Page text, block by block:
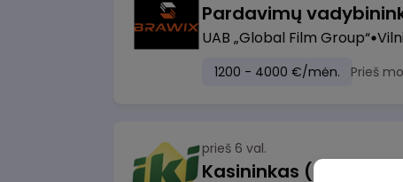
UAB „Global Film Group“
1200 - 4000 €/mėn. Prieš
prieš 6 val.